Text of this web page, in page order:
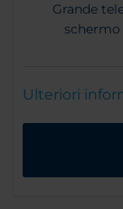
Grande
Ulteriori